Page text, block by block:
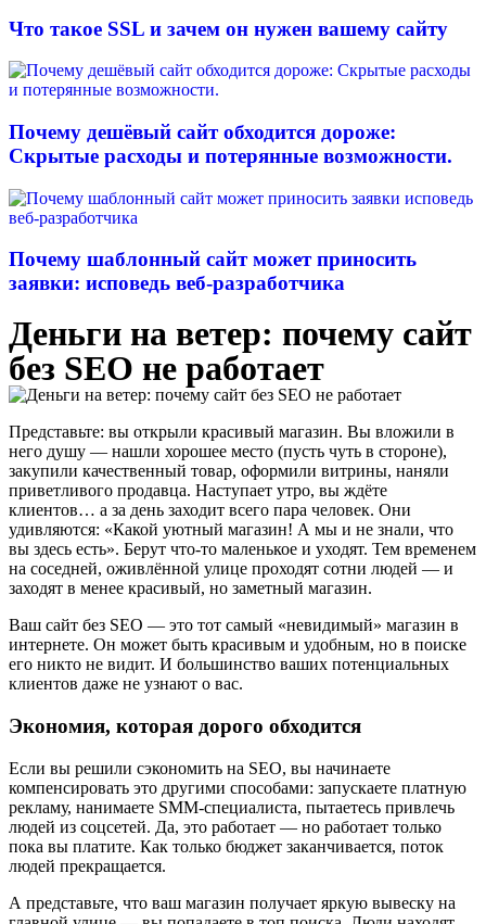
Что такое SSL и зачем он нужен вашему сайту
Почему дешёвый сайт обходится дороже:
Скрытые расходы и потерянные возможности.
Почему шаблонный сайт может приносить
заявки: исповедь веб-разработчика
Деньги на ветер: почему сайт
без SEO не работает
Представьте: вы открыли красивый магазин. Вы вложили в
него душу — нашли хорошее место (пусть чуть в стороне),
закупили качественный товар, оформили витрины, наняли
приветливого продавца. Наступает утро, вы ждёте
клиентов… а за день заходит всего пара человек. Они
удивляются: «Какой уютный магазин! А мы и не знали, что
вы здесь есть». Берут что-то маленькое и уходят. Тем временем
на соседней, оживлённой улице проходят сотни людей — и
заходят в менее красивый, но заметный магазин.
Ваш сайт без SEO — это тот самый «невидимый» магазин в
интернете. Он может быть красивым и удобным, но в поиске
его никто не видит. И большинство ваших потенциальных
клиентов даже не узнают о вас.
Экономия, которая дорого обходится
Если вы решили сэкономить на SEO, вы начинаете
компенсировать это другими способами: запускаете платную
рекламу, нанимаете SMM-специалиста, пытаетесь привлечь
людей из соцсетей. Да, это работает — но работает только
пока вы платите. Как только бюджет заканчивается, поток
людей прекращается.
А представьте, что ваш магазин получает яркую вывеску на